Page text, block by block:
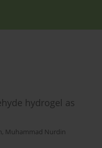
hydrogel as
, Muhammad Nurdin